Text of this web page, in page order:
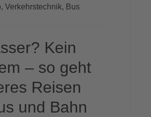
Verkehrstechnik, Bus
Kein
– so geht
Reisen
und Bahn